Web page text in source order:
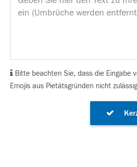
Bitte beachten Sie, dass die Eingabe
Emojis aus Pietätsgründen nicht